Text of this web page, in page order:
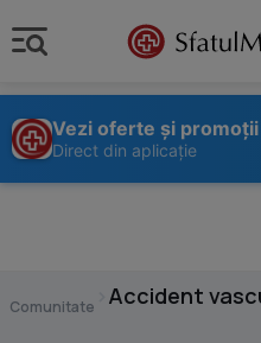
Vezi oferte și promoții
Direct din aplicație
Comunitate Accident